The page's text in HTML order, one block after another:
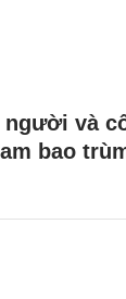
người và
bao